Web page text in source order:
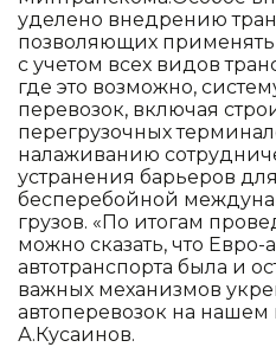
уделено внедрению
позволяющих
с учетом всех видов
где это возможно,
перевозок, включая
перегрузочных
налаживанию
устранения барьеров
бесперебойной
грузов. «По итогам
можно сказать, что
автотранспорта была и
важных механизмов
автоперевозок на нашем
А.Кусаинов.